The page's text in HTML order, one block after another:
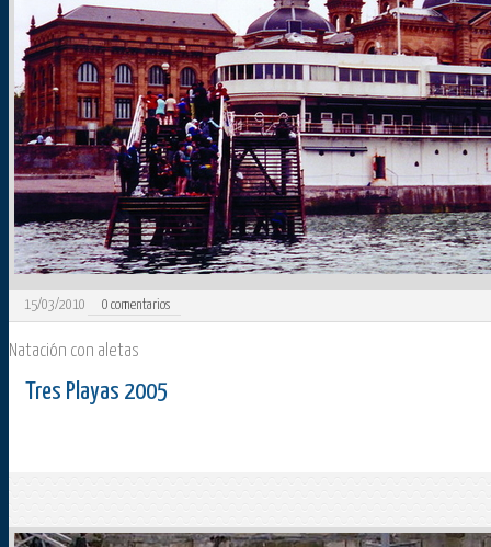
15/03/2010 0 comentarios
Natación con aletas
Tres Playas 2005